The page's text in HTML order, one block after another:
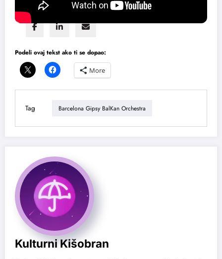
Share this content:
Podeli ovaj tekst ako ti se dopao:
More
Tag Barcelona Gipsy BalKan Orchestra
Kulturni Kišobran